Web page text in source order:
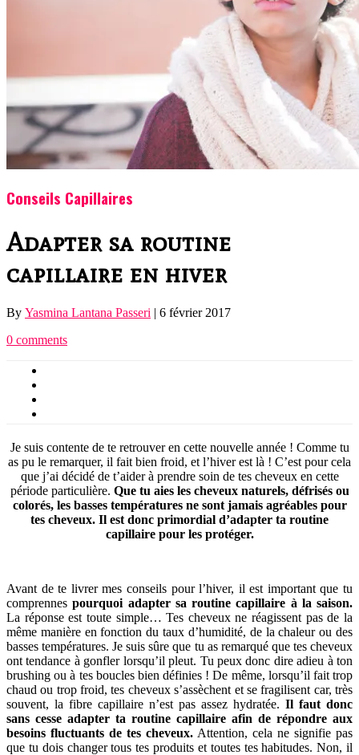
Conseils Capillaires
Adapter sa routine
capillaire en hiver
By Yasmina Lantana Passeri | 6 février 2017
0 comments
Je suis contente de te retrouver en cette nouvelle année ! Comme tu
as pu le remarquer, il fait bien froid, et l’hiver est là ! C’est pour cela
que j’ai décidé de t’aider à prendre soin de tes cheveux en cette
période particulière. Que tu aies les cheveux naturels, défrisés ou
colorés, les basses températures ne sont jamais agréables pour
tes cheveux. Il est donc primordial d’adapter ta routine
capillaire pour les protéger.
Avant de te livrer mes conseils pour l’hiver, il est important que tu
comprennespourquoi adapter sa routine capillaire à la saison.
La réponse est toute simple… Tes cheveux ne réagissent pas de la
même manière en fonction du taux d’humidité, de la chaleur ou des
basses températures. Je suis sûre que tu as remarqué que tes cheveux
ont tendance à gonfler lorsqu’il pleut. Tu peux donc dire adieu à ton
brushing ou à tes boucles bien définies ! De même, lorsqu’il fait trop
chaud ou trop froid, tes cheveux s’assèchent et se fragilisent car, très
souvent, la fibre capillaire n’est pas assez hydratée. Il faut donc
sans cesse adapter ta routine capillaire afin de répondre aux
besoins fluctuants de tes cheveux. Attention, cela ne signifie pas
que tu dois changer tous tes produits et toutes tes habitudes. Non, il